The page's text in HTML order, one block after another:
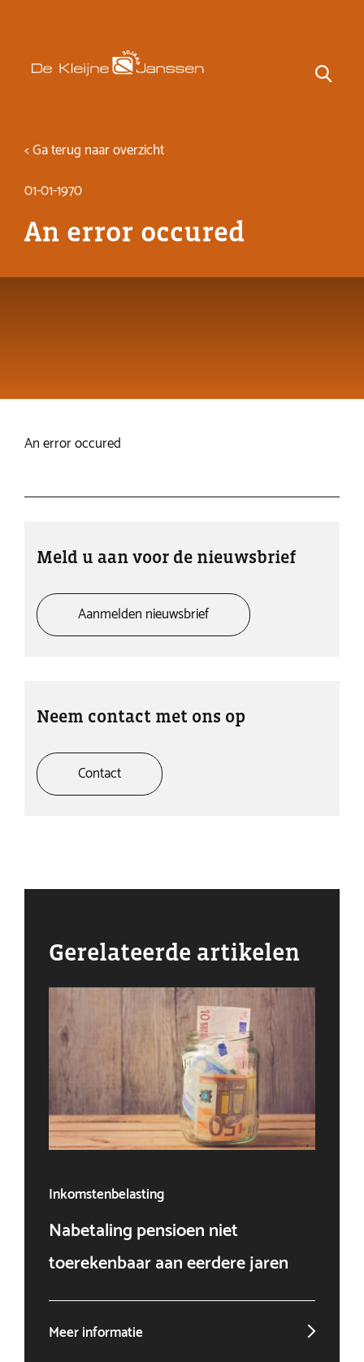
< Ga terug naar overzicht
01-01-1970
An error occured
Meld u aan voor de nieuwsbrief
Aanmelden nieuwsbrief
Neem contact met ons op
Contact
An error occured
Gerelateerde artikelen
Inkomstenbelasting
Nabetaling pensioen niet
toerekenbaar aan eerdere jaren
Meer informatie